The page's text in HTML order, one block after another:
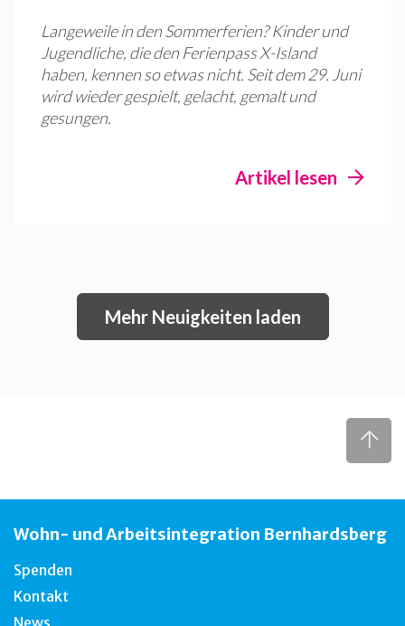
Langeweile in den Sommerferien? Kinder und
Jugendliche, die den Ferienpass X-Island
haben, kennen so etwas nicht. Seit dem 29. Juni
wird wieder gespielt, gelacht, gemalt und
gesungen.
Artikel lesen
Mehr Neuigkeiten laden
Wohn- und Arbeitsintegration Bernhardsberg
Spenden
Kontakt